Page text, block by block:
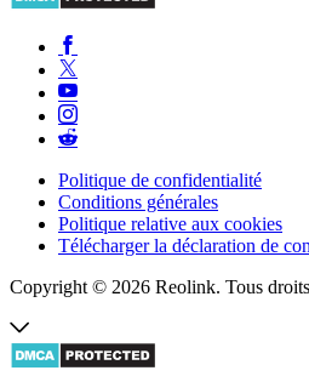
Politique de confidentialité
Conditions générales
Politique relative aux cookies
Télécharger la déclaration de
Copyright © 2026 Reolink. Tous droits